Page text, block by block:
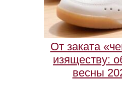
От заката
изяществу:
весны